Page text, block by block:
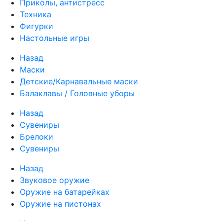
Приколы, антистресс
Техника
Фигурки
Настольные игры
Назад
Маски
Детские/Карнавальные маски
Балаклавы / Головные уборы
Назад
Сувениры
Брелоки
Сувениры
Назад
Звуковое оружие
Оружие на батарейках
Оружие на пистонах